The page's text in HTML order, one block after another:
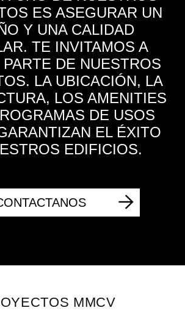
ES ASEGURAR UN
Y UNA CALIDAD
TE INVITAMOS A
DE NUESTROS
LA UBICACIÓN, LA
LOS AMENITIES
DE USOS
EL ÉXITO
EDIFICIOS.
MMCV